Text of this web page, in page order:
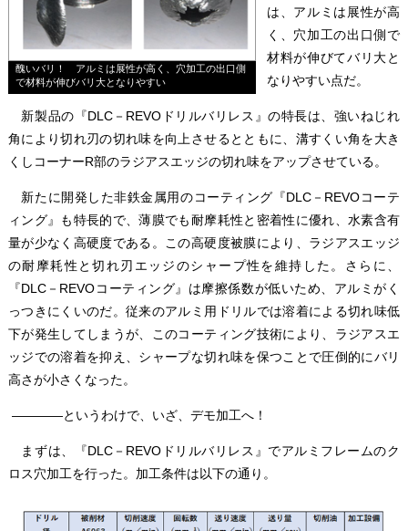
醜いバリ！ アルミは展性が高く、穴加工の出口側
で材料が伸びバリ大となりやすい
は、アルミは展性が高
く、穴加工の出口側で
材料が伸びてバリ大と
なりやすい点だ。
新製品の『DLC－REVOドリルバリレス』の特長は、強いねじれ
角により切れ刃の切れ味を向上させるとともに、溝すくい角を大き
くしコーナーR部のラジアスエッジの切れ味をアップさせている。
新たに開発した非鉄金属用のコーティング『DLC－REVOコーテ
ィング』も特長的で、薄膜でも耐摩耗性と密着性に優れ、水素含有
量が少なく高硬度である。この高硬度被膜により、ラジアスエッジ
の耐摩耗性と切れ刃エッジのシャープ性を維持した。さらに、
『DLC－REVOコーティング』は摩擦係数が低いため、アルミがく
っつきにくいのだ。従来のアルミ用ドリルでは溶着による切れ味低
下が発生してしまうが、このコーティング技術により、ラジアスエ
ッジでの溶着を抑え、シャープな切れ味を保つことで圧倒的にバリ
高さが小さくなった。
――――というわけで、いざ、デモ加工へ！
まずは、『DLC－REVOドリルバリレス』でアルミフレームのク
ロス穴加工を行った。加工条件は以下の通り。